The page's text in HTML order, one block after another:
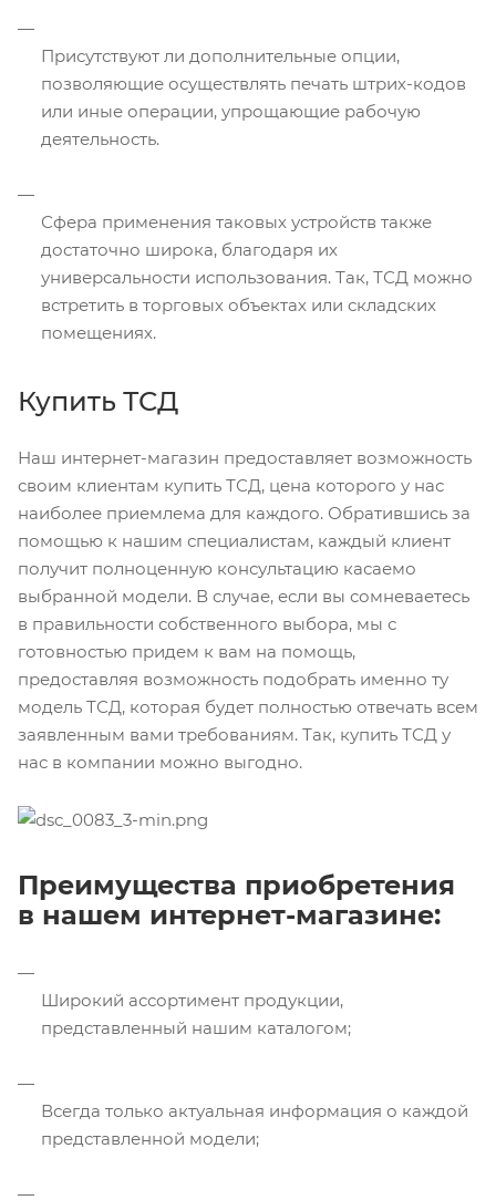
Присутствуют ли дополнительные опции,
позволяющие осуществлять печать штрих-кодов
или иные операции, упрощающие рабочую
деятельность.
Сфера применения таковых устройств также
достаточно широка, благодаря их
универсальности использования. Так, ТСД можно
встретить в торговых объектах или складских
помещениях.
Купить ТСД
Наш интернет-магазин предоставляет возможность
своим клиентам купить ТСД, цена которого у нас
наиболее приемлема для каждого. Обратившись за
помощью к нашим специалистам, каждый клиент
получит полноценную консультацию касаемо
выбранной модели. В случае, если вы сомневаетесь
в правильности собственного выбора, мы с
готовностью придем к вам на помощь,
предоставляя возможность подобрать именно ту
модель ТСД, которая будет полностью отвечать всем
заявленным вами требованиям. Так, купить ТСД у
нас в компании можно выгодно.
Преимущества приобретения
в нашем интернет-магазине:
Широкий ассортимент продукции,
представленный нашим каталогом;
Всегда только актуальная информация о каждой
представленной модели;